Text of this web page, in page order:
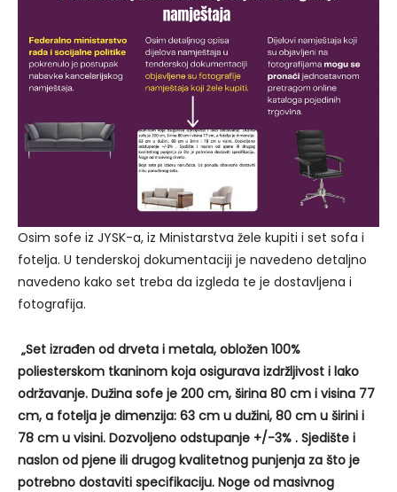
Osim sofe iz JYSK-a, iz Ministarstva žele kupiti i set sofa i
fotelja. U tenderskoj dokumentaciji je navedeno detaljno
navedeno kako set treba da izgleda te je dostavljena i
fotografija.
„Set izrađen od drveta i metala, obložen 100%
poliesterskom tkaninom koja osigurava izdržljivost i lako
održavanje. Dužina sofe je 200 cm, širina 80 cm i visina 77
cm, a fotelja je dimenzija: 63 cm u dužini, 80 cm u širini i
78 cm u visini. Dozvoljeno odstupanje +/-3% . Sjedište i
naslon od pjene ili drugog kvalitetnog punjenja za što je
potrebno dostaviti specifikaciju. Noge od masivnog